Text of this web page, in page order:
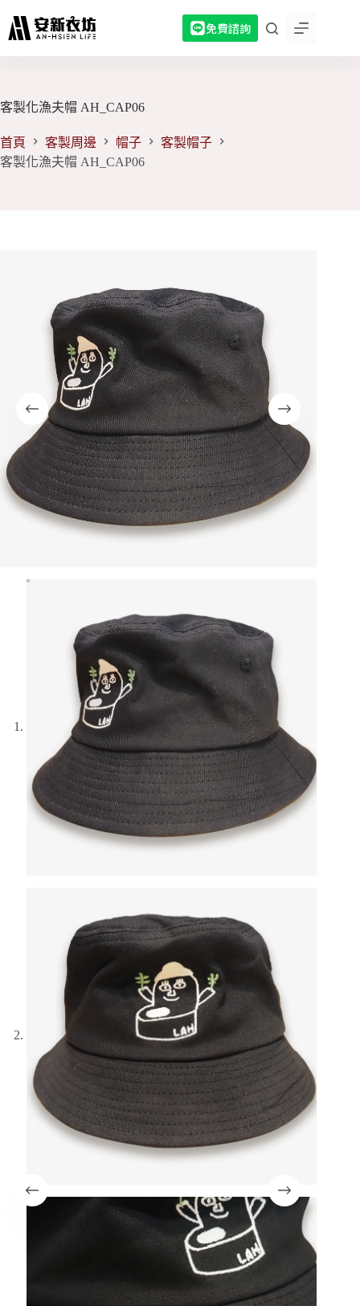
至
容
免費諮詢
客製化漁夫帽 AH_CAP06
首頁 客製周邊 帽子
客製帽子
客製化漁夫帽 AH_CAP06